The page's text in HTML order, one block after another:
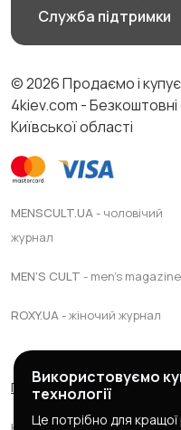
Служба підтримки
© 2026 Продаємо і
4kiev.com -
Київської області
MENSCULT.UA- чоловічий
журнал
MEN'S CULT - men's magazine
ROXY.UA- жіночий журнал
Правила сервісу
Використовуємо
технології
Це потрібно для